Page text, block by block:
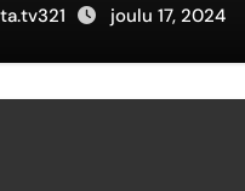
joulu 17, 2024